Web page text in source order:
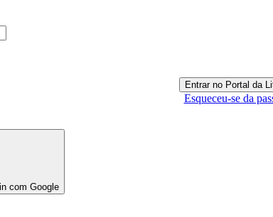
Esqueceu-se da
com Google